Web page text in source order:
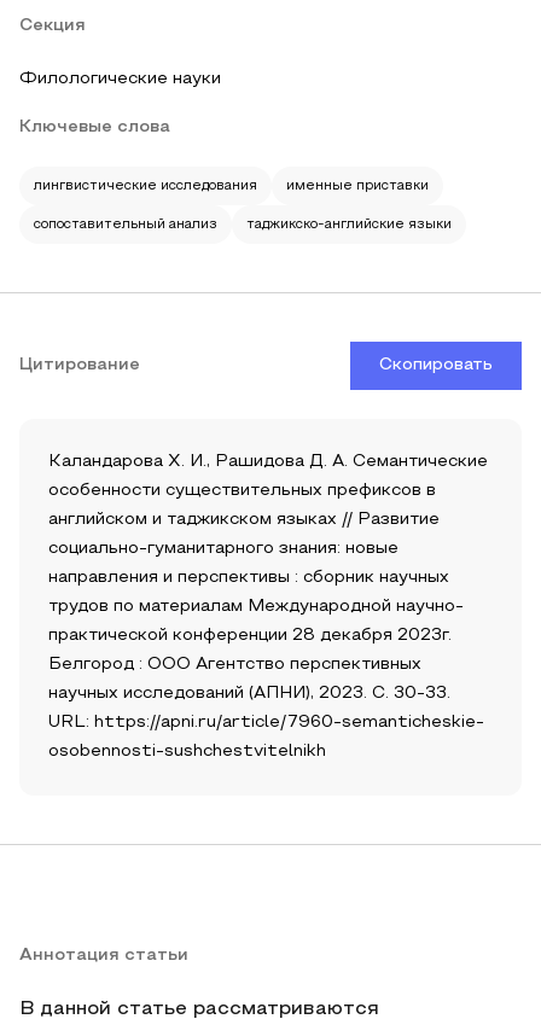
Секция
Филологические науки
Ключевые слова
лингвистические исследования именные приставки
сопоставительный анализ таджикско-английские языки
Цитирование Скопировать
Каландарова Х. И., Рашидова Д. А. Семантические
особенности существительных префиксов в
английском и таджикском языках // Развитие
социально-гуманитарного знания: новые
направления и перспективы : сборник научных
трудов по материалам Международной научно-
практической конференции 28 декабря 2023г.
Белгород : ООО Агентство перспективных
научных исследований (АПНИ), 2023. С. 30-33.
URL: https://apni.ru/article/7960-semanticheskie-
osobennosti-sushchestvitelnikh
Аннотация статьи
В данной статье рассматриваются